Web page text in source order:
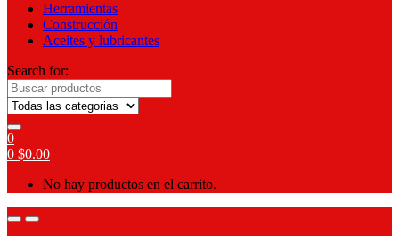
Herramientas
Construcción
Aceites y lubricantes
Search for:
0
0 $0.00
No hay productos en el carrito.